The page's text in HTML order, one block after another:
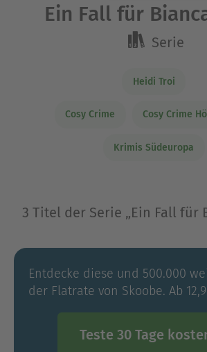
Ein Fall für
Serie
Heidi Troi
Cosy Crime Cosy Crime
Krimis Südeuropa
3 Titel der Serie „Ein Fall für
Entdecke diese und 500.000
der Flatrate von Skoobe. Ab
Teste 30 Tage